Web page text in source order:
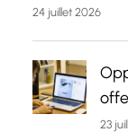
24 juillet 2026
23